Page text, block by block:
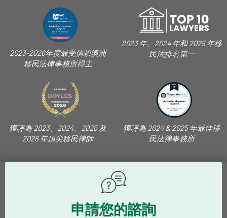
2023-2026年度最受信賴澳洲
移民法律事務所得主
2023 年、2024 年和 2025 年移
民法排名第一
獲評為 2023、2024、2025 及
2026 年頂尖移民律師
獲評為 2024 & 2025 年最佳移
民法律事務所
申請您的諮詢